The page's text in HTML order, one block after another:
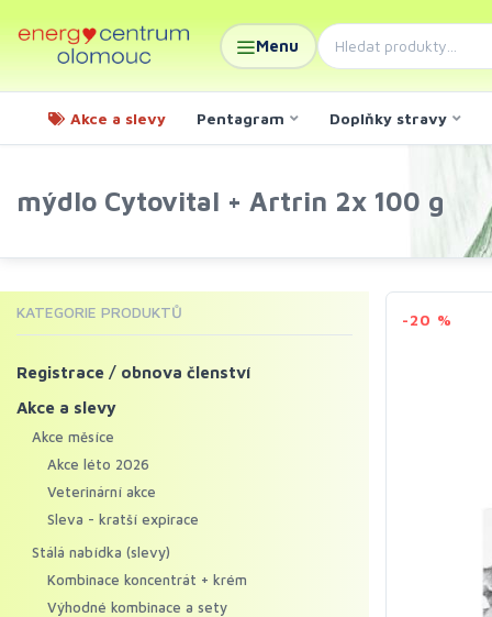
Menu
Akce a slevy Pentagram Doplňky stravy
mýdlo Cytovital + Artrin 2x 100 g
-20 %
KATEGORIE PRODUKTŮ
Registrace / obnova členství
Akce a slevy
Akce měsíce
Akce léto 2026
Veterinární akce
Sleva - kratší expirace
Stálá nabídka (slevy)
Kombinace koncentrát + krém
Výhodné kombinace a sety